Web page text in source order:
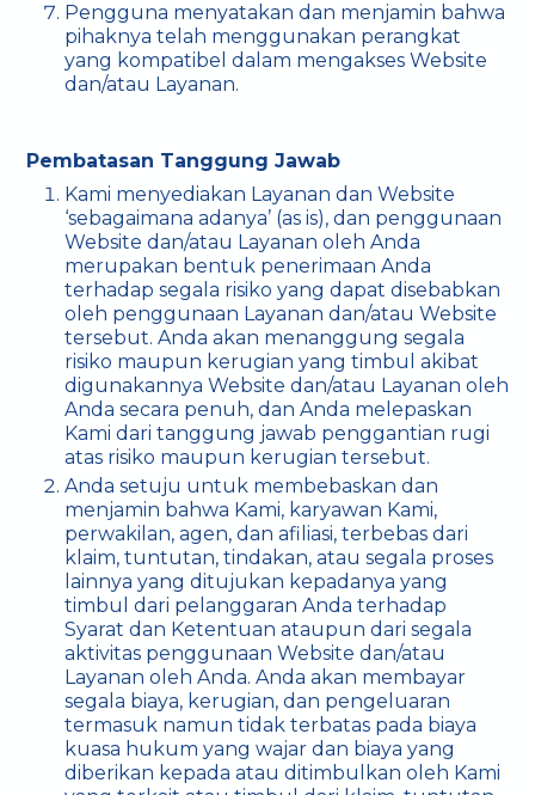
Pengguna menyatakan dan menjamin bahwa
pihaknya telah menggunakan perangkat
yang kompatibel dalam mengakses Website
dan/atau Layanan.
Pembatasan Tanggung Jawab
Kami menyediakan Layanan dan Website
‘sebagaimana adanya’ (as is), dan penggunaan
Website dan/atau Layanan oleh Anda
merupakan bentuk penerimaan Anda
terhadap segala risiko yang dapat disebabkan
oleh penggunaan Layanan dan/atau Website
tersebut. Anda akan menanggung segala
risiko maupun kerugian yang timbul akibat
digunakannya Website dan/atau Layanan oleh
Anda secara penuh, dan Anda melepaskan
Kami dari tanggung jawab penggantian rugi
atas risiko maupun kerugian tersebut.
Anda setuju untuk membebaskan dan
menjamin bahwa Kami, karyawan Kami,
perwakilan, agen, dan afiliasi, terbebas dari
klaim, tuntutan, tindakan, atau segala proses
lainnya yang ditujukan kepadanya yang
timbul dari pelanggaran Anda terhadap
Syarat dan Ketentuan ataupun dari segala
aktivitas penggunaan Website dan/atau
Layanan oleh Anda. Anda akan membayar
segala biaya, kerugian, dan pengeluaran
termasuk namun tidak terbatas pada biaya
kuasa hukum yang wajar dan biaya yang
diberikan kepada atau ditimbulkan oleh Kami